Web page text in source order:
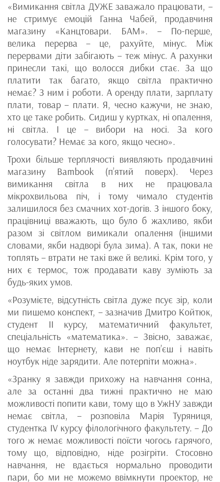
«Вимикання світла ДУЖЕ заважало працювати, –
не стримує емоцій Ганна Чабей, продавчиня
магазину «Канцтовари. БАМ». – По-перше,
велика перерва – це, рахуйте, мінус. Між
перервами діти забігають – теж мінус. А рахунки
принесли такі, що волосся дибки стає. За що
платити так багато, якщо світла практично
немає? З ним і роботи. А оренду плати, зарплату
плати, товар – плати. Я, чесно кажучи, не знаю,
хто це таке робить. Сидиш у куртках, ні опалення,
ні світла. І це – вибори на носі. За кого
голосувати? Немає за кого, якщо чесно».
Трохи більше терплячості виявляють продавчині
магазину Bambook (п’ятий поверх). Через
вимикання світла в них не працювала
мікрохвильова піч, і тому чимало студентів
залишилося без смачних хот-догів. З іншого боку,
працівниці вважають, що було б жахливо, якби
разом зі світлом вимикали опалення (іншими
словами, якби надворі була зима). А так, поки не
топлять – втрати не такі вже й великі. Крім того, у
них є термос, тож продавати каву зуміють за
будь-яких умов.
«Розумієте, відсутність світла дуже псує зір, коли
ми пишемо конспект, – зазначив Дмитро Койтюк,
студент ІІ курсу, математичний факультет,
спеціальність «математика». – Звісно, заважає,
що немає Інтернету, кави не поп’єш і навіть
ноутбук ніде зарядити. Але потерпіти можна».
«Зранку я завжди прихожу на навчання сонна,
але за останні два тижні практично не маю
можливості попити кави, тому що в УжНУ завжди
немає світла, – розповіла Марія Туряниця,
студентка ІV курсу філологічного факультету. – До
того ж немає можливості поїсти чогось гарячого,
тому що, відповідно, ніде розігріти. Стосовно
навчання, не вдається нормально проводити
пари, бо ми не можемо ввімкнути проектор, не